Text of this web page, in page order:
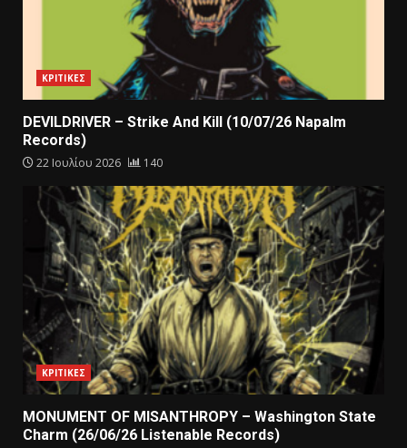
ΚΡΙΤΙΚΕΣ
DEVILDRIVER – Strike And Kill (10/07/26 Napalm
Records)
22 Ιουλίου 2026 140
ΚΡΙΤΙΚΕΣ
MONUMENT OF MISANTHROPY – Washington State
Charm (26/06/26 Listenable Records)